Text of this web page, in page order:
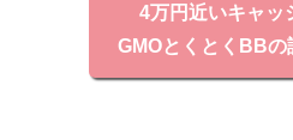
4万円近いキャッ
GMOとくとくBBの